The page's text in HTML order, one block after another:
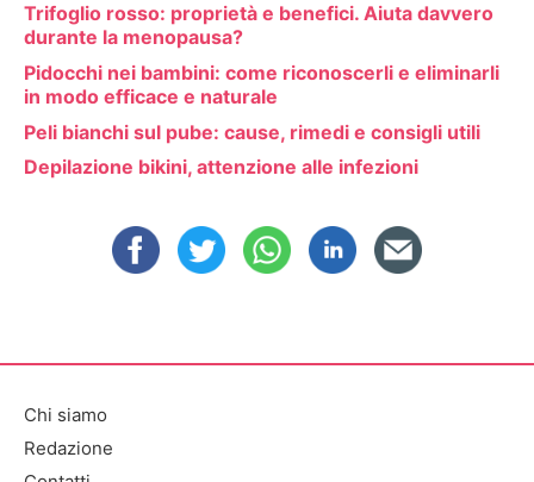
Trifoglio rosso: proprietà e benefici. Aiuta davvero
durante la menopausa?
Pidocchi nei bambini: come riconoscerli e eliminarli
in modo efficace e naturale
Peli bianchi sul pube: cause, rimedi e consigli utili
Depilazione bikini, attenzione alle infezioni
Chi siamo
Redazione